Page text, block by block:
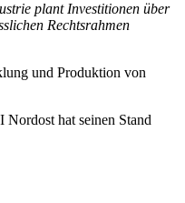
plant Investitionen über
Rechtsrahmen
und Produktion von
Nordost hat seinen Stand